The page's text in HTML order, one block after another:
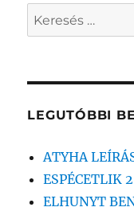
Keresés
a
kifejezésre:
LEGUTÓBBI
ATYHA
ESPÉCETLIK
ELHUNYT